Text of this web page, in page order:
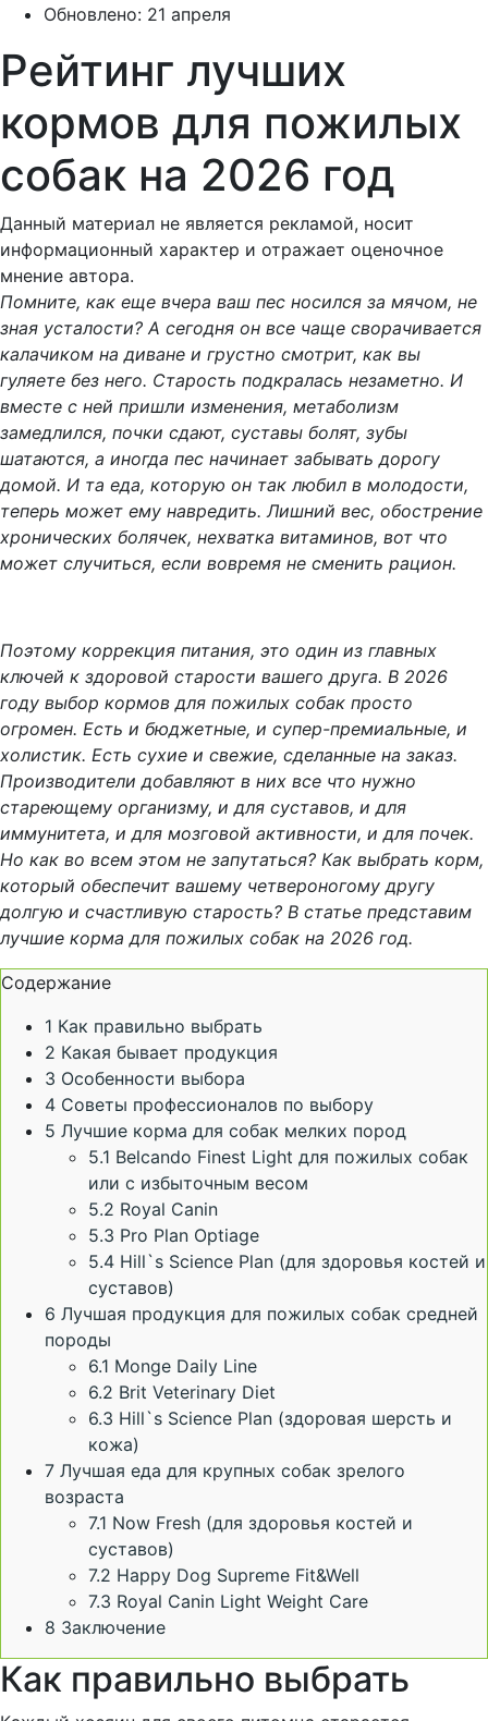
Обновлено: 21 апреля
Рейтинг лучших
кормов для пожилых
собак на 2026 год
Данный материал не является рекламой, носит
информационный характер и отражает оценочное
мнение автора.
Помните, как еще вчера ваш пес носился за мячом, не
зная усталости? А сегодня он все чаще сворачивается
калачиком на диване и грустно смотрит, как вы
гуляете без него. Старость подкралась незаметно. И
вместе с ней пришли изменения, метаболизм
замедлился, почки сдают, суставы болят, зубы
шатаются, а иногда пес начинает забывать дорогу
домой. И та еда, которую он так любил в молодости,
теперь может ему навредить. Лишний вес, обострение
хронических болячек, нехватка витаминов, вот что
может случиться, если вовремя не сменить рацион.
Поэтому коррекция питания, это один из главных
ключей к здоровой старости вашего друга. В 2026
году выбор кормов для пожилых собак просто
огромен. Есть и бюджетные, и супер-премиальные, и
холистик. Есть сухие и свежие, сделанные на заказ.
Производители добавляют в них все что нужно
стареющему организму, и для суставов, и для
иммунитета, и для мозговой активности, и для почек.
Но как во всем этом не запутаться? Как выбрать корм,
который обеспечит вашему четвероногому другу
долгую и счастливую старость? В статье представим
лучшие корма для пожилых собак на 2026 год.
Содержание
1 Как правильно выбрать
2 Какая бывает продукция
3 Особенности выбора
4 Советы профессионалов по выбору
5 Лучшие корма для собак мелких пород
5.1 Belcando Finest Light для пожилых собак
или с избыточным весом
5.2 Royal Canin
5.3 Pro Plan Optiage
5.4 Hill`s Science Plan (для здоровья костей и
суставов)
6 Лучшая продукция для пожилых собак средней
породы
6.1 Monge Daily Line
6.2 Brit Veterinary Diet
6.3 Hill`s Science Plan (здоровая шерсть и
кожа)
7 Лучшая еда для крупных собак зрелого
возраста
7.1 Now Fresh (для здоровья костей и
суставов)
7.2 Happy Dog Supreme Fit&Well
7.3 Royal Canin Light Weight Care
8 Заключение
Как правильно выбрать